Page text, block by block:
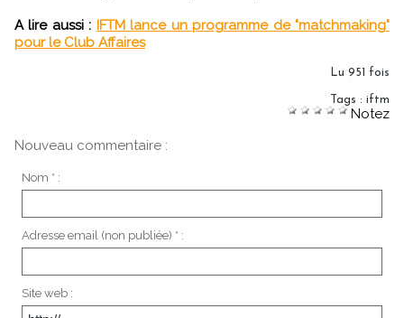
A lire aussi : IFTM lance un programme de "matchmaking"
pour le Club Affaires
Lu 951 fois
Tags : iftm
Notez
Nouveau commentaire :
Nom * :
Adresse email (non publiée) * :
Site web :